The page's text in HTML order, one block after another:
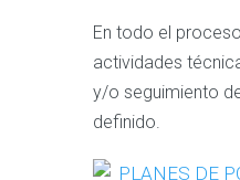
En todo el
actividades
y/o seguimiento
definido.